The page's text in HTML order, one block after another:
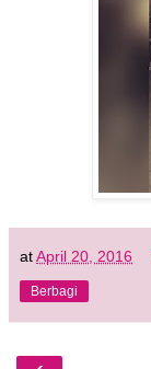
atApril 20, 2016
Berbagi